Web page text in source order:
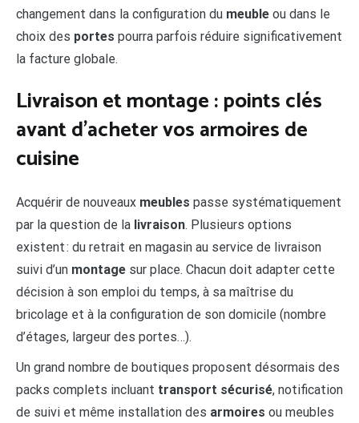
changement dans la configuration du meuble ou dans le
choix des portes pourra parfois réduire significativement
la facture globale.
Livraison et montage : points clés
avant d’acheter vos armoires de
cuisine
Acquérir de nouveaux meubles passe systématiquement
par la question de la livraison. Plusieurs options
existent : du retrait en magasin au service de livraison
suivi d’un montage sur place. Chacun doit adapter cette
décision à son emploi du temps, à sa maîtrise du
bricolage et à la configuration de son domicile (nombre
d’étages, largeur des portes…).
Un grand nombre de boutiques proposent désormais des
packs complets incluant transport sécurisé, notification
de suivi et même installation des armoires ou meubles